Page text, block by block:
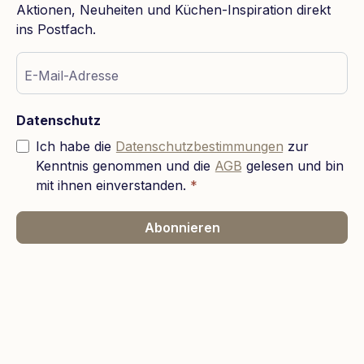
Aktionen, Neuheiten und Küchen-Inspiration direkt
ins Postfach.
E-Mail-Adresse
Datenschutz
Ich habe die Datenschutzbestimmungen zur
Kenntnis genommen und die AGB gelesen und bin
mit ihnen einverstanden. *
Abonnieren